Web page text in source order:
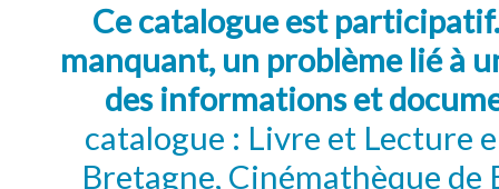
Ce catalogue est
manquant, un problème lié à
des informations et
catalogue : Livre et Lecture
Bretagne, Cinémathèque de